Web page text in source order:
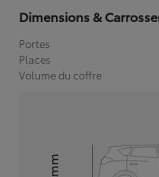
Dimensions &
Portes
Places
Volume du coffre
mm